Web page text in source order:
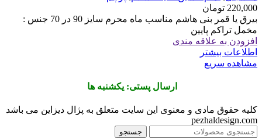
220,000 تومان
بیرق یا قمر بنی هاشم مناسب ماه محرم سایز 90 در 70 جنس :
مخمل تراکم پایین
افزودن به علاقه مندی
اطلاعات بیشتر
مشاهده سریع
ارسال پستی: یکشنبه ها
کلیه حقوق مادی و معنوی این سایت متعلق به پژال دیزاین می باشد
pezhaldesign.com
جستجو